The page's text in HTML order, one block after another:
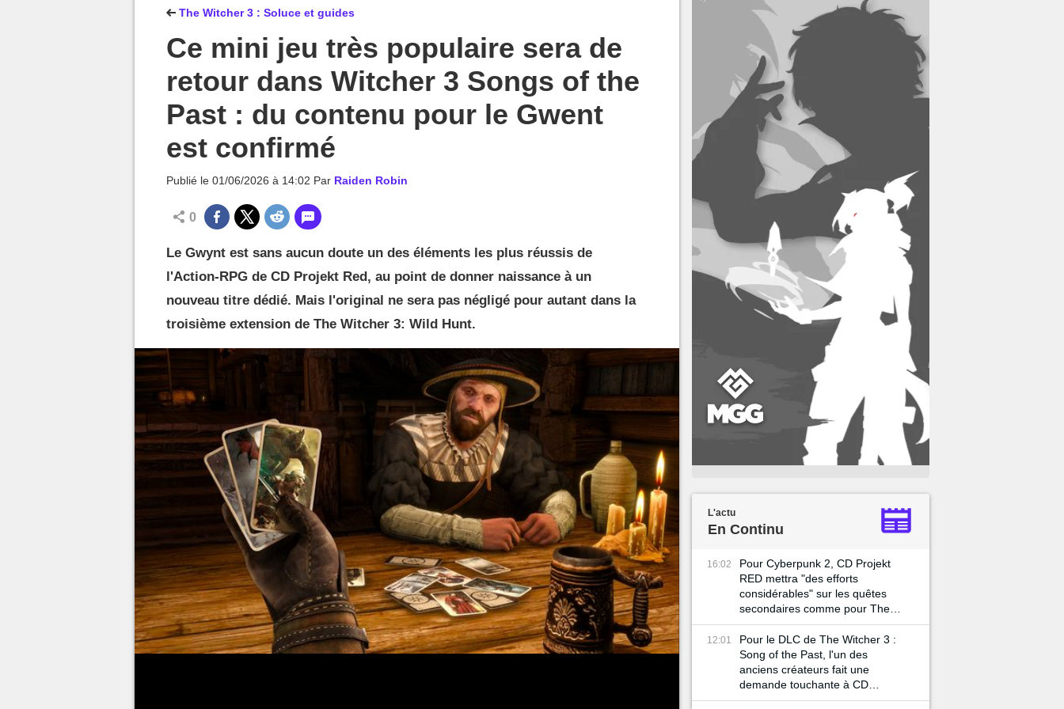
The Witcher 3 : Soluce et guides
Ce mini jeu très populaire sera de
retour dans Witcher 3 Songs of the
Past : du contenu pour le Gwent
est confirmé
Publié le 01/06/2026 à 14:02 Par Raiden Robin
0
Le Gwynt est sans aucun doute un des éléments les plus réussis de
l'Action-RPG de CD Projekt Red, au point de donner naissance à un
nouveau titre dédié. Mais l'original ne sera pas négligé pour autant dans la
troisième extension de The Witcher 3: Wild Hunt.
L'actu
En Continu
16:02
Pour Cyberpunk 2, CD Projekt
RED mettra "des efforts
considérables" sur les quêtes
secondaires comme pour The
Witcher 3
12:01
Pour le DLC de The Witcher 3 :
Song of the Past, l'un des
anciens créateurs fait une
demande touchante à CD
Projekt RED